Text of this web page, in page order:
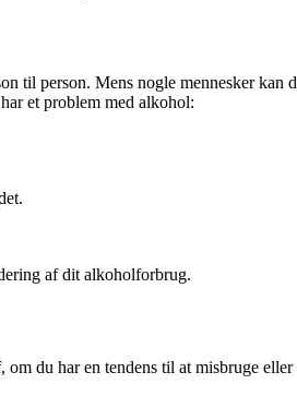
til person. Mens nogle mennesker kan
et problem med alkohol:
af dit alkoholforbrug.
du har en tendens til at misbruge